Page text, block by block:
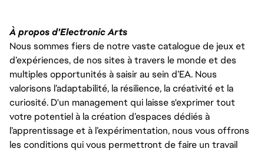
À propos d'Electronic Arts
Nous sommes fiers de notre vaste catalogue de jeux et
d’expériences, de nos sites à travers le monde et des
multiples opportunités à saisir au sein d’EA. Nous
valorisons l’adaptabilité, la résilience, la créativité et la
curiosité. D'un management qui laisse s'exprimer tout
votre potentiel à la création d’espaces dédiés à
l’apprentissage et à l’expérimentation, nous vous offrons
les conditions qui vous permettront de faire un travail